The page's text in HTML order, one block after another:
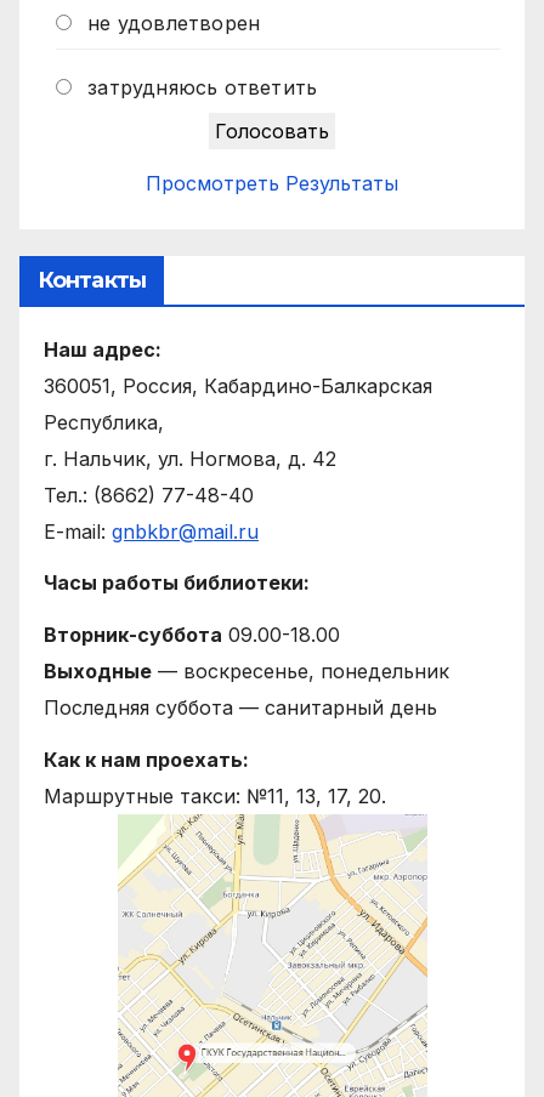
не удовлетворен
затрудняюсь ответить
Просмотреть Результаты
Контакты
Наш адрес:
360051, Россия, Кабардино-Балкарская
Республика,
г. Нальчик, ул. Ногмова, д. 42
Тел.: (8662) 77-48-40
E-mail: gnbkbr@mail.ru
Часы работы библиотеки:
Вторник-суббота 09.00-18.00
Выходные — воскресенье, понедельник
Последняя суббота — санитарный день
Как к нам проехать:
Маршрутные такси: №11, 13, 17, 20.